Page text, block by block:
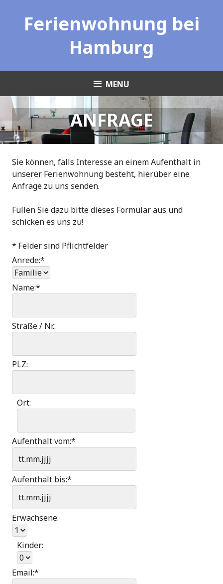
contentFerienwohnung bei
Hamburg
MENU
ANFRAGE
Sie können, falls Interesse an einem Aufenthalt in
unserer Ferienwohnung besteht, hierüber eine
Anfrage zu uns senden.
Füllen Sie dazu bitte dieses Formular aus und
schicken es uns zu!
* Felder sind Pflichtfelder
Anrede:*
Name:*
Straße / Nr.:
PLZ:
Ort:
Aufenthalt vom:*
Aufenthalt bis:*
Erwachsene:
Kinder:
Email:*